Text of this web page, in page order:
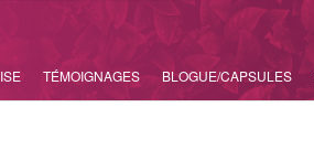
TÉMOIGNAGES BLOGUE/CAPSULES